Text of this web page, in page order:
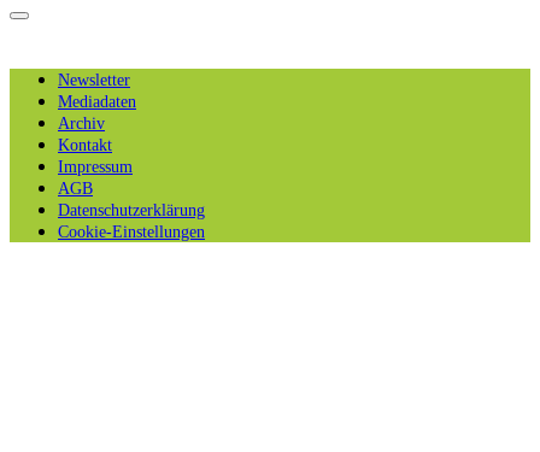
Newsletter
Mediadaten
Archiv
Kontakt
Impressum
AGB
Datenschutzerklärung
Cookie-Einstellungen